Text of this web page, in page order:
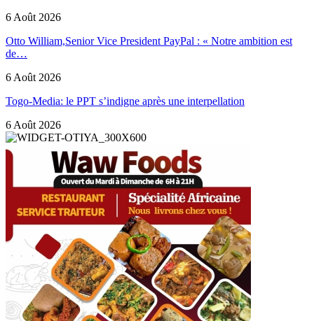
6 Août 2026
Otto William,Senior Vice President PayPal : « Notre ambition est
de…
6 Août 2026
Togo-Media: le PPT s’indigne après une interpellation
6 Août 2026